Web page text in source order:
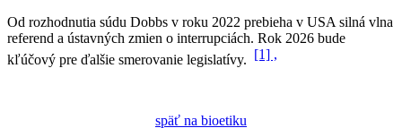
Od rozhodnutia súdu Dobbs v roku 2022 prebieha v USA silná vlna
referend a ústavných zmien o interrupciách. Rok 2026 bude
kľúčový pre ďalšie smerovanie legislatívy. [1] ,
späť na bioetiku